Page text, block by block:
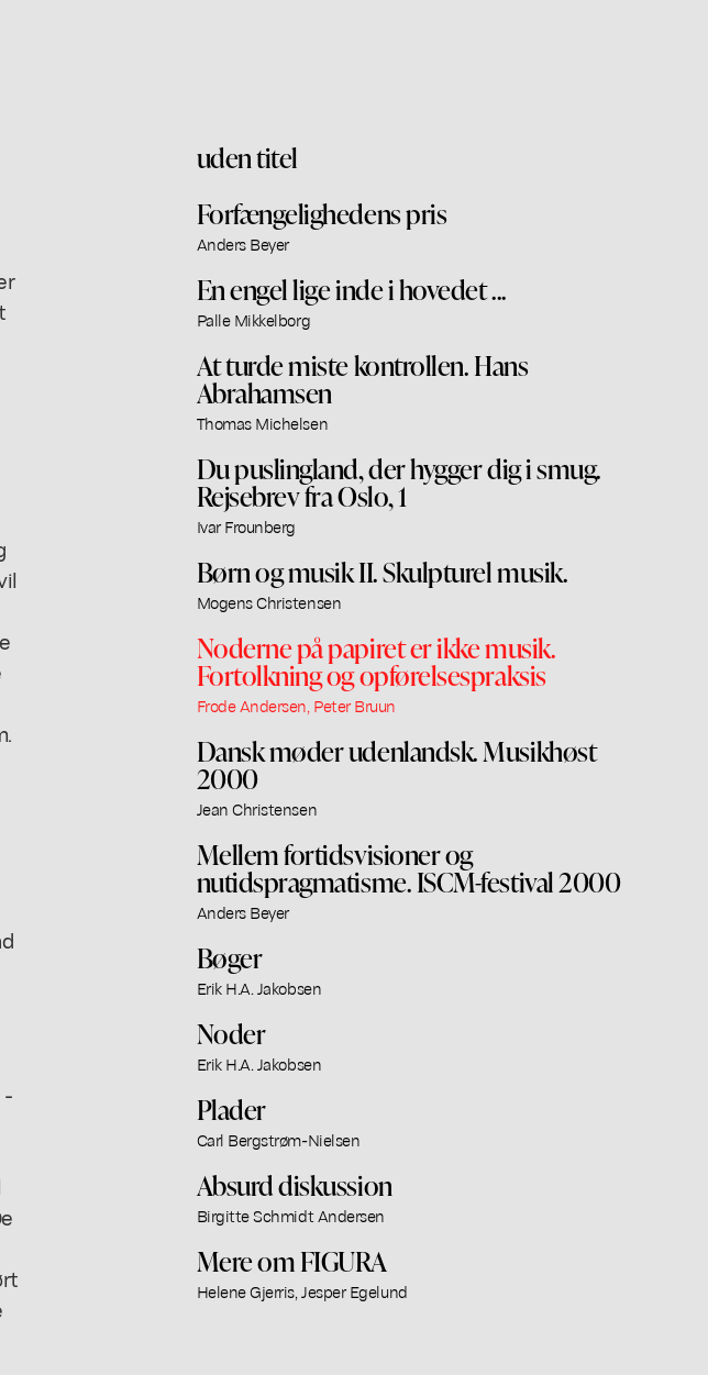
-
uden titel
Forfængelighedens pris
Anders Beyer
En engel lige inde i hovedet ...
Palle Mikkelborg
At turde miste kontrollen. Hans
Abrahamsen
Thomas Michelsen
Du puslingland, der hygger dig i smug.
Rejsebrev fra Oslo, 1
Ivar Frounberg
Børn og musik II. Skulpturel musik.
Mogens Christensen
Noderne på papiret er ikke musik.
Fortolkning og opførelsespraksis
Frode Andersen, Peter Bruun
Dansk møder udenlandsk. Musikhøst
2000
Jean Christensen
Mellem fortidsvisioner og
nutidspragmatisme. ISCM-festival 2000
Anders Beyer
Bøger
Erik H.A. Jakobsen
Noder
Erik H.A. Jakobsen
Plader
Carl Bergstrøm-Nielsen
Absurd diskussion
Birgitte Schmidt Andersen
Mere om FIGURA
Helene Gjerris, Jesper Egelund